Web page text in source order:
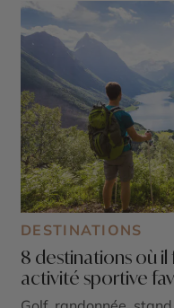
DESTINATIONS
8 destinations où
activité sportive